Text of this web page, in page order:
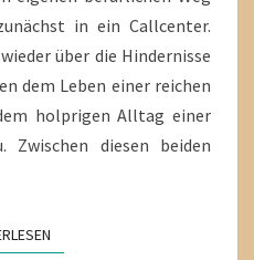
in ein Callcenter.
über die Hindernisse
dem Leben einer reichen
holprigen Alltag einer
Zwischen diesen beiden
WEITERLESEN